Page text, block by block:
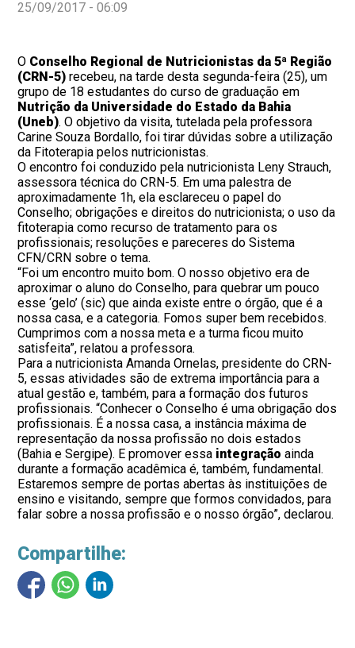
25/09/2017 - 06:09
O Conselho Regional de Nutricionistas da 5ª Região
(CRN-5) recebeu, na tarde desta segunda-feira (25), um
grupo de 18 estudantes do curso de graduação em
Nutrição da Universidade do Estado da Bahia
(Uneb). O objetivo da visita, tutelada pela professora
Carine Souza Bordallo, foi tirar dúvidas sobre a utilização
da Fitoterapia pelos nutricionistas.
O encontro foi conduzido pela nutricionista Leny Strauch,
assessora técnica do CRN-5. Em uma palestra de
aproximadamente 1h, ela esclareceu o papel do
Conselho; obrigações e direitos do nutricionista; o uso da
fitoterapia como recurso de tratamento para os
profissionais; resoluções e pareceres do Sistema
CFN/CRN sobre o tema.
“Foi um encontro muito bom. O nosso objetivo era de
aproximar o aluno do Conselho, para quebrar um pouco
esse ‘gelo’ (sic) que ainda existe entre o órgão, que é a
nossa casa, e a categoria. Fomos super bem recebidos.
Cumprimos com a nossa meta e a turma ficou muito
satisfeita”, relatou a professora.
Para a nutricionista Amanda Ornelas, presidente do CRN-
5, essas atividades são de extrema importância para a
atual gestão e, também, para a formação dos futuros
profissionais. “Conhecer o Conselho é uma obrigação dos
profissionais. É a nossa casa, a instância máxima de
representação da nossa profissão no dois estados
(Bahia e Sergipe). E promover essa integração ainda
durante a formação acadêmica é, também, fundamental.
Estaremos sempre de portas abertas às instituições de
ensino e visitando, sempre que formos convidados, para
falar sobre a nossa profissão e o nosso órgão”, declarou.
Compartilhe: